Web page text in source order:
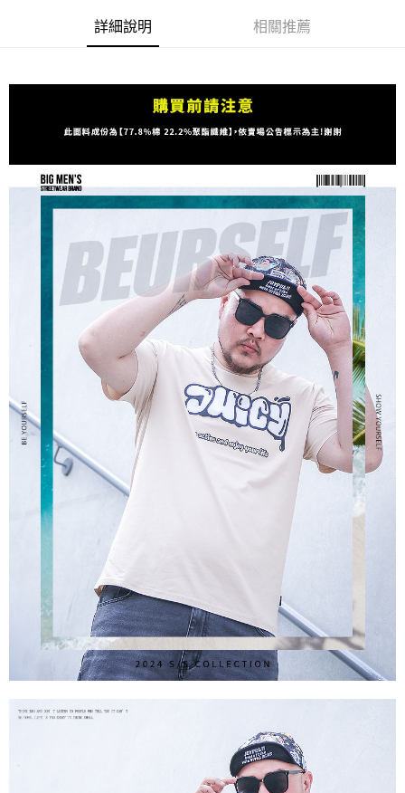
購買商品的店家。未經商家同意取消之訂單仍視為有效，需透過AFTEE先享
後付繳納相關費用。
【注意事項】
權轉讓予恩沛科技股份有限公司。
２．關於個人資料處理事宜，請瀏覽以下網址：
https://aftee.tw/terms/#terms3
３．未成年的使用者請事先徵得法定代理人或監護人之同意方可使用
「AFTEE先享後付」，若未經同意申辦者引起之損失，本公司不負相關責
任。
４．使用「AFTEE先享後付」時，將依據個別帳號之用戶狀況，依本公司即
時審查核予不同之上限額度；若仍有額度不足之情形，本公司將視審查結果
請求用戶進行身份認證。
５．嚴禁一人註冊多個帳號或使用他人資訊註冊。若發現惡意使用之情形，
恩沛科技股份有限公司將有權停止該用戶之使用額度並採取法律行動。
每筆NT$80，滿NT$1,200(含以上)免運費
詳細說明 相關推薦